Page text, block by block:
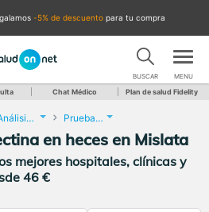
-5% de descuento para tu compra
BUSCAR MENU
Chat Médico Plan de salud Fidelity
Análisis Clínicos Prueba de calprotectina en heces
en heces en Mislata
mejores hospitales, clínicas y
46 €